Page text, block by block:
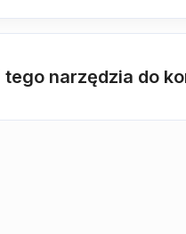
narzędzia do